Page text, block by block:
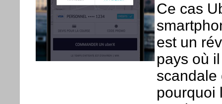
Ce cas
est un
pays où
scandale
pourquoi